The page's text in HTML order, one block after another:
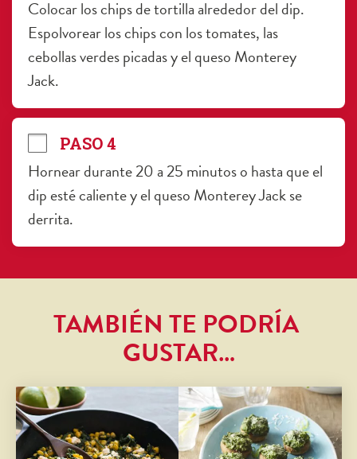
Colocar los chips de tortilla alrededor del dip.
Espolvorear los chips con los tomates, las
cebollas verdes picadas y el queso Monterey
Jack.
PASO 4
Hornear durante 20 a 25 minutos o hasta que el
dip esté caliente y el queso Monterey Jack se
derrita.
TAMBIÉN TE PODRÍA
GUSTAR…